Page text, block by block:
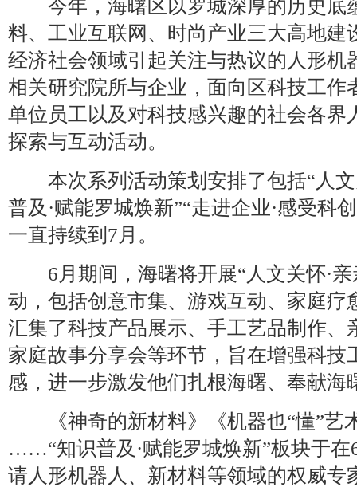
今年，海曙区以罗城深厚的历史底
料、工业互联网、时尚产业三大高地建
经济社会领域引起关注与热议的人形机
相关研究院所与企业，面向区科技工作
单位员工以及对科技感兴趣的社会各界
探索与互动活动。
本次系列活动策划安排了包括“人文
普及·赋能罗城焕新”“走进企业·感受科
一直持续到7月。
6月期间，海曙将开展“人文关怀·亲
动，包括创意市集、游戏互动、家庭疗
汇集了科技产品展示、手工艺品制作、
家庭故事分享会等环节，旨在增强科技
感，进一步激发他们扎根海曙、奉献海
《神奇的新材料》《机器也“懂”艺
……“知识普及·赋能罗城焕新”板块于在
请人形机器人、新材料等领域的权威专